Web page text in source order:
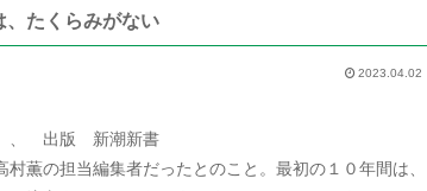
、たくらみがない
2023.04.02
出版 新潮新書
薫の担当編集者だったとのこと。最初の１０年間は、